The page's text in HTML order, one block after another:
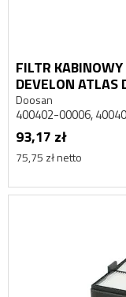
FILTR
DEVELON ATLAS
Doosan
400402-00006,
93,17 zł
75,75 zł netto